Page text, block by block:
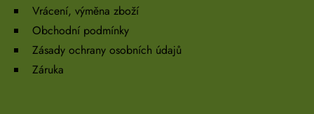
Vrácení, výměna zboží
Obchodní podmínky
Zásady ochrany osobních údajů
Záruka